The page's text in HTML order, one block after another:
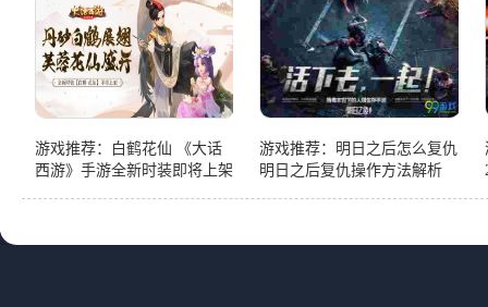
游戏推荐：白鹤花仙 《大话
西游》手游全新时装即将上架
游戏推荐：明日之后怎么复仇
明日之后复仇操作方法解析